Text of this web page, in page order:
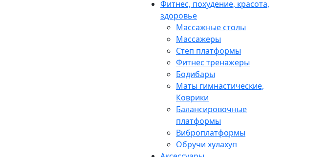
Фитнес, похудение, красота,
здоровье
Массажные столы
Массажеры
Степ платформы
Фитнес тренажеры
Бодибары
Маты гимнастические,
Коврики
Балансировочные
платформы
Виброплатформы
Обручи хулахуп